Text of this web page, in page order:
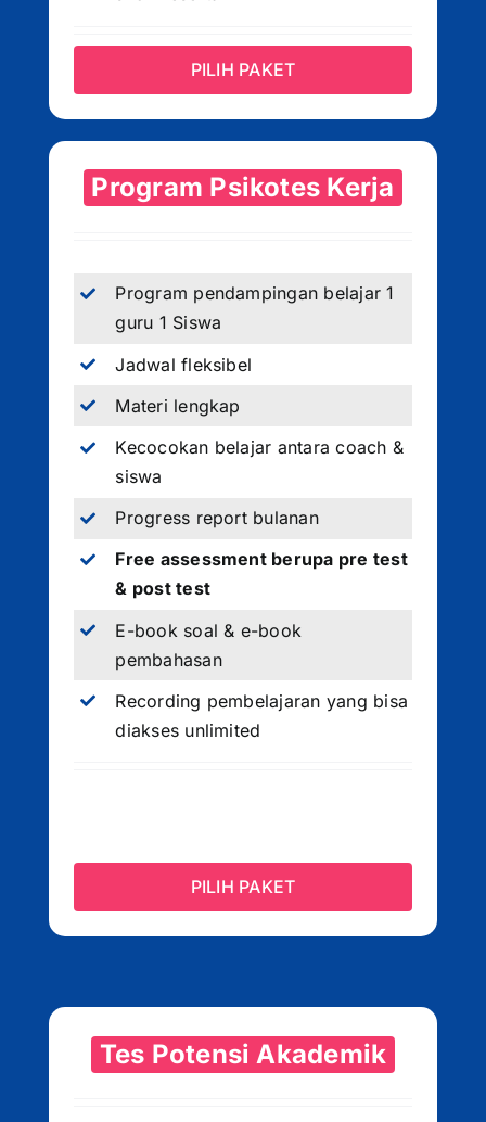
PILIH PAKET
Program Psikotes Kerja
Program pendampingan belajar 1
guru 1 Siswa
Jadwal fleksibel
Materi lengkap
Kecocokan belajar antara coach &
siswa
Progress report bulanan
Free assessment berupa pre test
& post test
E-book soal & e-book
pembahasan
Recording pembelajaran yang bisa
diakses unlimited
PILIH PAKET
Tes Potensi Akademik